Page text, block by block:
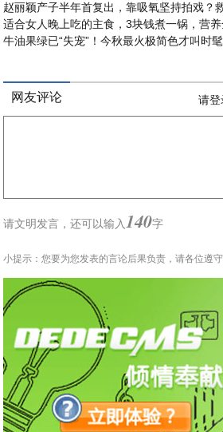
赵丽颖产子半年首复出，靠吸氧坚持拍戏？
适合女人晚上吃的主食，3块钱煮一锅，营
牛油果绿已“失宠”！今秋最火极简色才叫时
网友评论 请登
请文明发言，还可以输入 140字
小提示：您要为您发表的言论后果负责，请各位遵